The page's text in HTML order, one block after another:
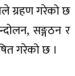
ग्रहण गरेको छ
सङ्गठन र
गरेको छ ।